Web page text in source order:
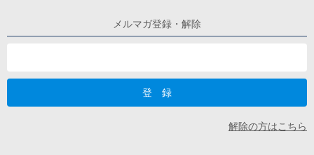
メルマガ登録・解除
解除の方はこちら